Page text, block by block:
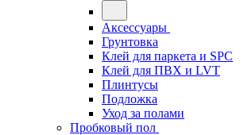
Аксессуары
Грунтовка
Клей для паркета и SPC
Клей для ПВХ и LVT
Плинтусы
Подложка
Уход за полами
Пробковый пол